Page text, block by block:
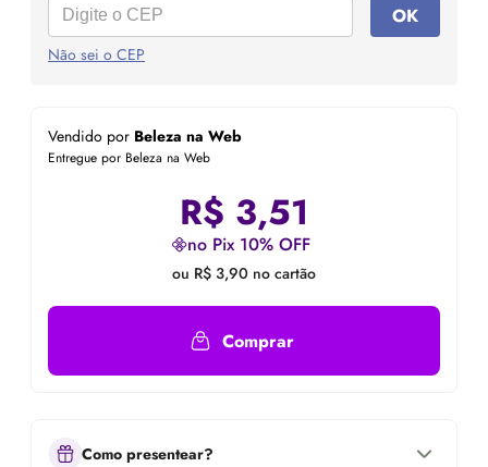
OK
Não sei o CEP
Vendido por Beleza na Web
Entregue por Beleza na Web
R$ 3,51
no Pix 10% OFF
ou R$ 3,90 no cartão
Comprar
Como presentear?